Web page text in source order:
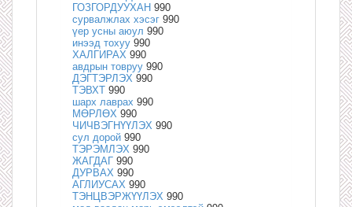
ГОЗГОРДУУХАН 990
сурвалжлах хэсэг 990
үер усны аюул 990
инээд тохуу 990
ХАЛГИРАХ 990
авдрын товруу 990
ДЭГТЭРЛЭХ 990
ТЭВХТ 990
шарх лаврах 990
МӨРЛӨХ 990
ЧИЧВЭГНҮҮЛЭХ 990
сул дорой 990
ТЭРЭМЛЭХ 990
ЖАГДАГ 990
ДУРВАХ 990
АГЛИУСАХ 990
ТЭНЦВЭРЖҮҮЛЭХ 990